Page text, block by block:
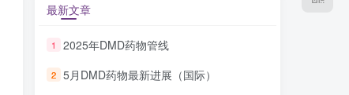
最新文章
1 2025年DMD药物管线
2 5月DMD药物最新进展（国际）